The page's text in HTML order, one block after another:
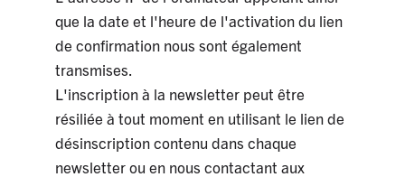
que la date et l'heure de l'activation du lien
de confirmation nous sont également
transmises.
L'inscription à la newsletter peut être
résiliée à tout moment en utilisant le lien de
désinscription contenu dans chaque
newsletter ou en nous contactant aux